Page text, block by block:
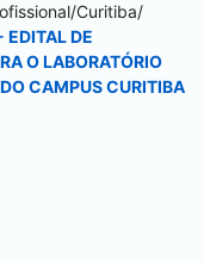
/Curitiba/
EDITAL DE
O LABORATÓRIO
CAMPUSCURITIBA